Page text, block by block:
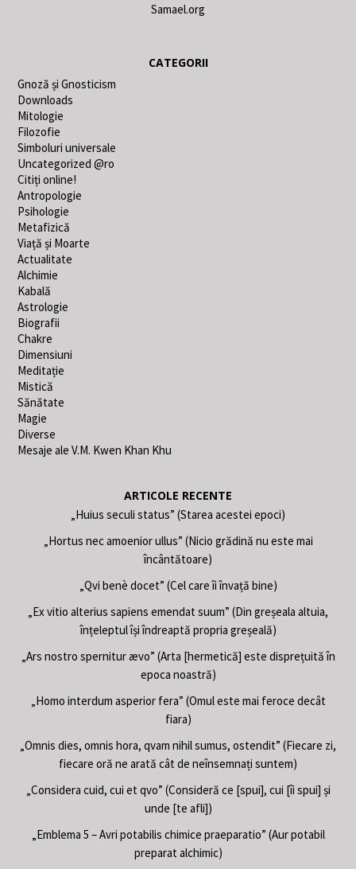
Samael.org
CATEGORII
Gnoză și Gnosticism
Downloads
Mitologie
Filozofie
Simboluri universale
Uncategorized @ro
Citiți online!
Antropologie
Psihologie
Metafizică
Viață și Moarte
Actualitate
Alchimie
Kabală
Astrologie
Biografii
Chakre
Dimensiuni
Meditație
Mistică
Sănătate
Magie
Diverse
Mesaje ale V.M. Kwen Khan Khu
ARTICOLE RECENTE
„Huius seculi status” (Starea acestei epoci)
„Hortus nec amoenior ullus” (Nicio grădină nu este mai
încântătoare)
„Qvi benè docet” (Cel care îi învață bine)
„Ex vitio alterius sapiens emendat suum” (Din greșeala altuia,
înțeleptul își îndreaptă propria greșeală)
„Ars nostro spernitur ævo” (Arta [hermetică] este disprețuită în
epoca noastră)
„Homo interdum asperior fera” (Omul este mai feroce decât
fiara)
„Omnis dies, omnis hora, qvam nihil sumus, ostendit” (Fiecare zi,
fiecare oră ne arată cât de neînsemnați suntem)
„Considera cuid, cui et qvo” (Consideră ce [spui], cui [îi spui] și
unde [te afli])
„Emblema 5 – Avri potabilis chimice praeparatio” (Aur potabil
preparat alchimic)